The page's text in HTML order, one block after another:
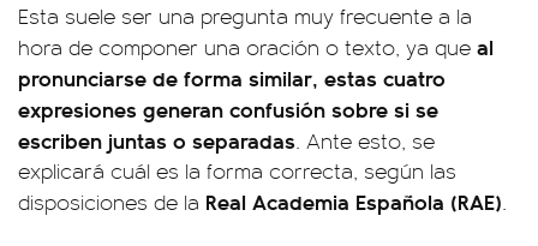
Esta suele ser una pregunta muy frecuente a la
hora de componer una oración o texto, ya que al
pronunciarse de forma similar, estas cuatro
expresiones generan confusión sobre si se
escriben juntas o separadas. Ante esto, se
explicará cuál es la forma correcta, según las
disposiciones de la Real Academia Española (RAE).